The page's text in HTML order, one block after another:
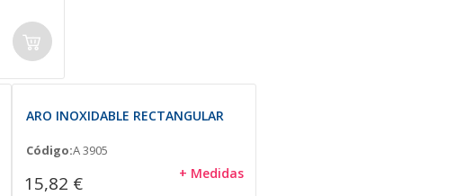
ARO INOXIDABLE RECTANGULAR
Código:A 3905
15,82 € + Medidas